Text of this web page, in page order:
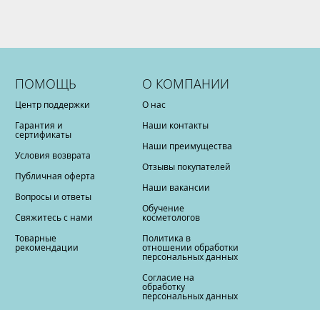
ПОМОЩЬ
Центр поддержки
Гарантия и
сертификаты
Условия возврата
Публичная оферта
Вопросы и ответы
Свяжитесь с нами
Товарные
рекомендации
О КОМПАНИИ
О нас
Наши контакты
Наши преимущества
Отзывы покупателей
Наши вакансии
Обучение
косметологов
Политика в
отношении обработки
персональных данных
Согласие на
обработку
персональных данных